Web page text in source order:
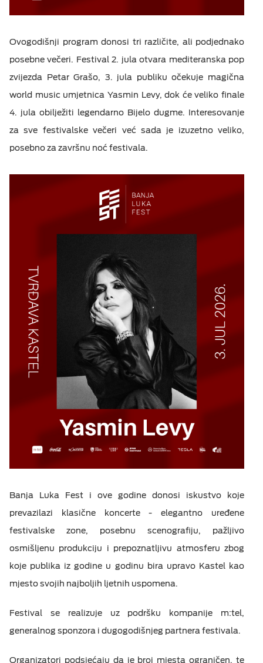
Ovogodišnji program donosi tri različite, ali podjednako
posebne večeri. Festival 2. jula otvara mediteranska pop
zvijezda Petar Grašo, 3. jula publiku očekuje magična
world music umjetnica Yasmin Levy, dok će veliko finale
4. jula obilježiti legendarno Bijelo dugme. Interesovanje
za sve festivalske večeri već sada je izuzetno veliko,
posebno za završnu noć festivala.
Banja Luka Fest i ove godine donosi iskustvo koje
prevazilazi klasične koncerte - elegantno uređene
festivalske zone, posebnu scenografiju, pažljivo
osmišljenu produkciju i prepoznatljivu atmosferu zbog
koje publika iz godine u godinu bira upravo Kastel kao
mjesto svojih najboljih ljetnih uspomena.
Festival se realizuje uz podršku kompanije m:tel,
generalnog sponzora i dugogodišnjeg partnera festivala.
Organizatori podsjećaju da je broj mjesta ograničen, te